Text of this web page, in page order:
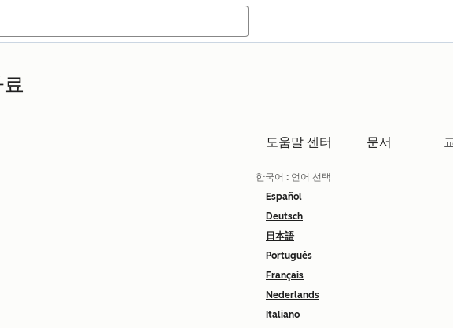
도움말 센터 문서
한국어 : 언어 선택
Español
Deutsch
日本語
Português
Français
Nederlands
Italiano